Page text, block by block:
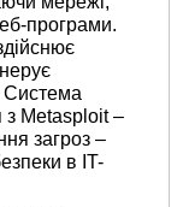
програми.
Система
з Metasploit –
загроз –
в IT-